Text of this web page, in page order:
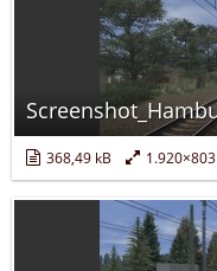
368,49 kB 1.920×803